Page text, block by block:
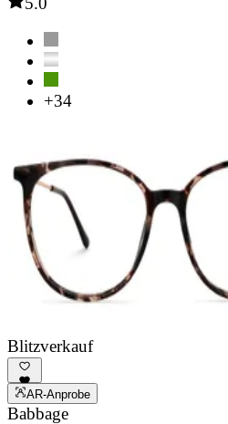
+34
Blitzverkauf
AR-Anprobe
Babbage